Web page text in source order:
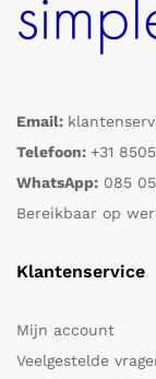
Email:
Telefoon: +31
WhatsApp: 085
Bereikbaar op
Klantenservice
Mijn account
Veelgestelde